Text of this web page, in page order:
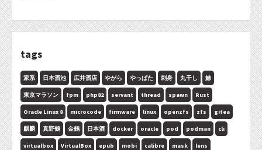
tags
家系 日本酒池 広井酒店 やがら やっぱた 刺身 丸干し 鯵
東京マラソン fpm php82 servant thread spawn Rust
Oracle Linux 8 microcode firmware linux openzfs zfs gitea
麒麟 真野鶴 金鶴 日本酒 docker oracle pod podman cli
virtualbox VirtualBox epub mobi calibre mask lens